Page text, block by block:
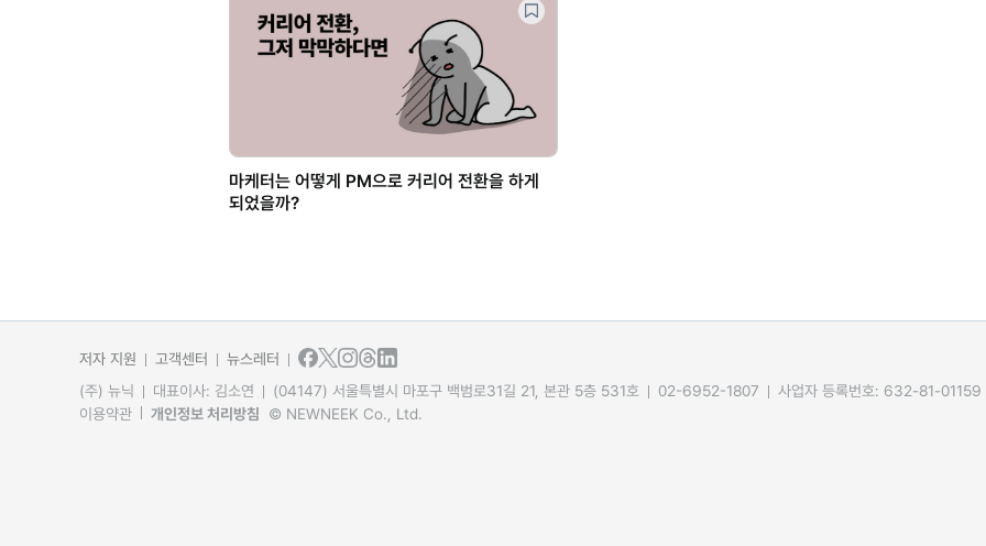
마케터는 어떻게 PM으로 커리어 전환을 하게
되었을까?
저자 지원 고객센터
뉴스레터
(주) 뉴닉
대표이사: 김소연 (04147) 서울특별시 마포구 백범로31길 21, 본관 5층 531호 02-6952-1807 사업자 등록번호: 632-81-01159
이용약관
개인정보 처리방침 © NEWNEEK Co., Ltd.